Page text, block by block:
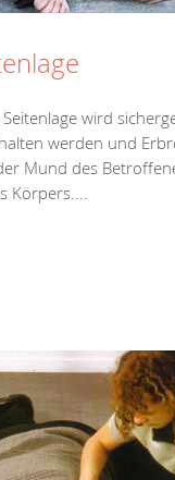
wird
werden und
Mund des
Körpers....